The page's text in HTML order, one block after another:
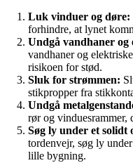
Luk vinduer og døre:
forhindre, at lynet
Undgå vandhaner
vandhaner og
risikoen for stød.
Sluk for strømmen:
stikpropper fra
Undgå
rør og vinduesrammer,
Søg ly under et solidt
tordenvejr, søg ly
lille bygning.